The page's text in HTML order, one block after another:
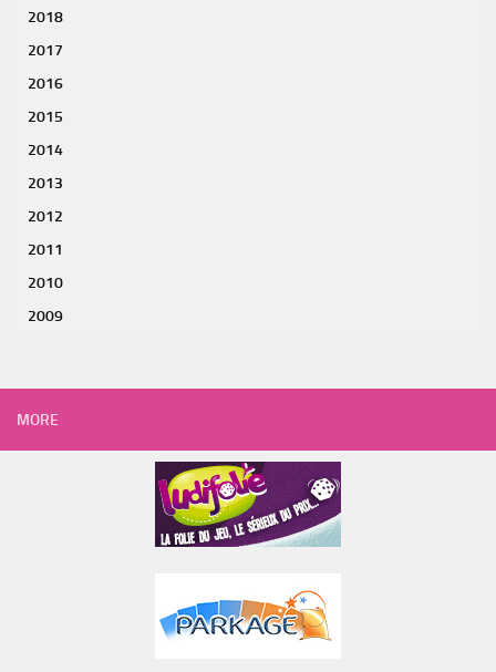
2018
2017
2016
2015
2014
2013
2012
2011
2010
2009
MORE